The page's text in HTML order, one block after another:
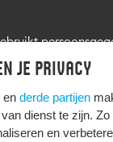
je privacy
en derde partijen
dienst te zijn.
en
uitvoeren,
en informatie
statement